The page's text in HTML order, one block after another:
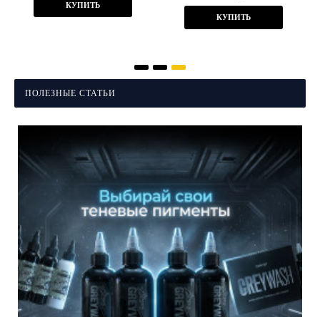
КУПИТЬ
КУПИТЬ
ПОЛЕЗНЫЕ СТАТЬИ